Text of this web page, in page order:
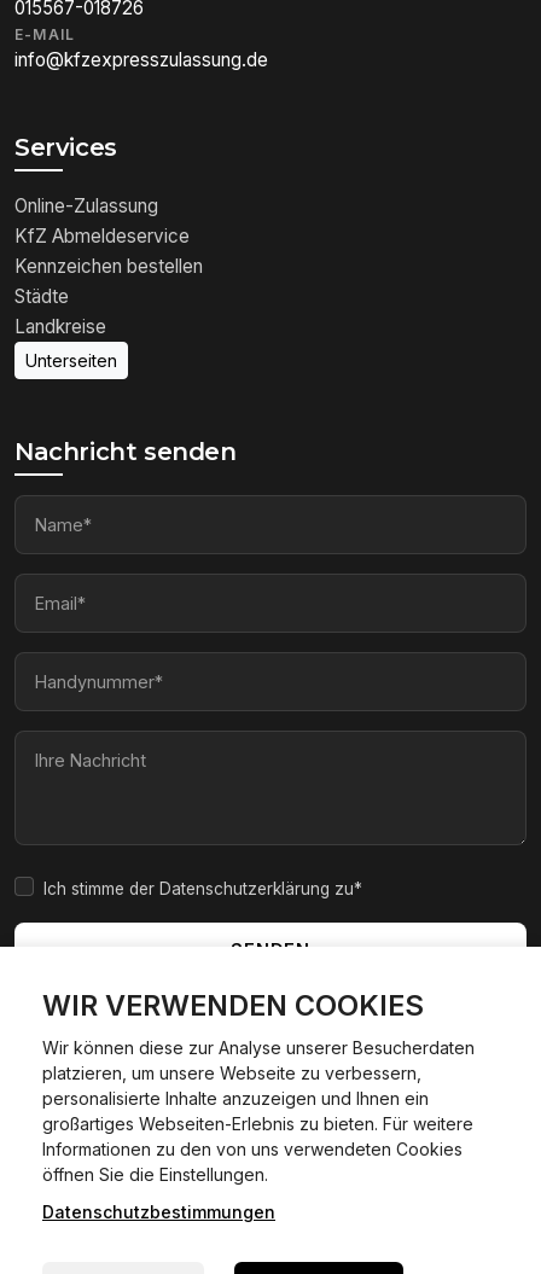
WIR VERWENDEN COOKIES
Wir können diese zur Analyse unserer Besucherdaten
platzieren, um unsere Webseite zu verbessern,
personalisierte Inhalte anzuzeigen und Ihnen ein
großartiges Webseiten-Erlebnis zu bieten. Für weitere
Informationen zu den von uns verwendeten Cookies
öffnen Sie die Einstellungen.
Datenschutzbestimmungen
015567-018726
E-MAIL
info@kfzexpresszulassung.de
Services
Online-Zulassung
KfZ Abmeldeservice
Kennzeichen bestellen
Städte
Landkreise
Unterseiten
Nachricht senden
Ich stimme der Datenschutzerklärung zu*
SENDEN
Widerrufsbelehrung Datenschutzerklärung
Cookie Policy
©2026 Kfzexpresszulassung L&D GmbH. Alle Rechte
staatliche Behörde.